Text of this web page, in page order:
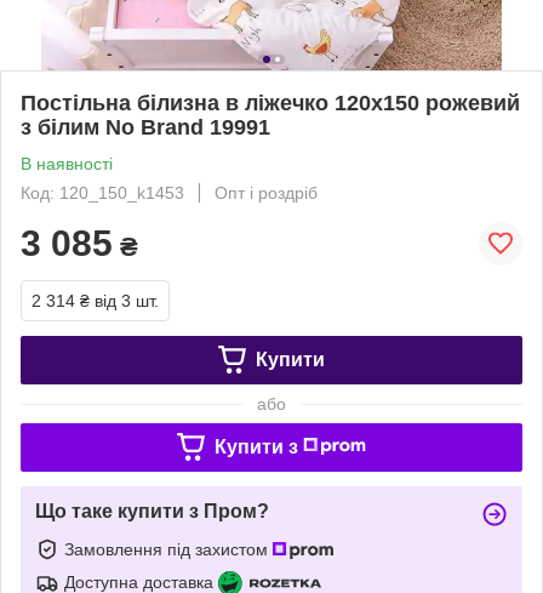
Постільна білизна в ліжечко 120х150 рожевий
з білим No Brand 19991
В наявності
Код: 120_150_k1453
Опт і роздріб
3 085 ₴
2 314 ₴ від 3 шт.
Купити
або
Купити з
Що таке купити з Пром?
Замовлення під захистом
Доступна доставка